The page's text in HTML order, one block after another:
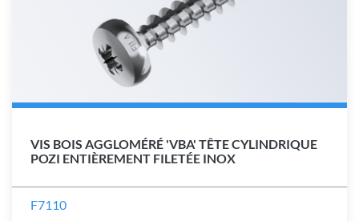
VIS BOIS AGGLOMÉRÉ 'VBA' TÊTE CYLINDRIQUE
POZI ENTIÈREMENT FILETÉE INOX
F7110